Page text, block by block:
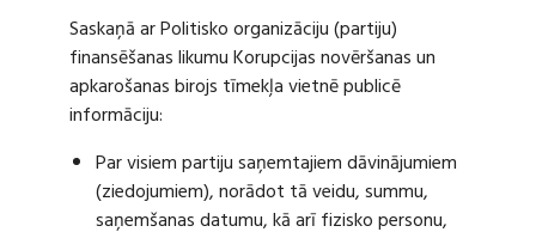
Saskaņā ar Politisko organizāciju (partiju)
finansēšanas likumu Korupcijas novēršanas un
apkarošanas birojs tīmekļa vietnē publicē
informāciju:
Par visiem partiju saņemtajiem dāvinājumiem
(ziedojumiem), norādot tā veidu, summu,
saņemšanas datumu, kā arī fizisko personu,